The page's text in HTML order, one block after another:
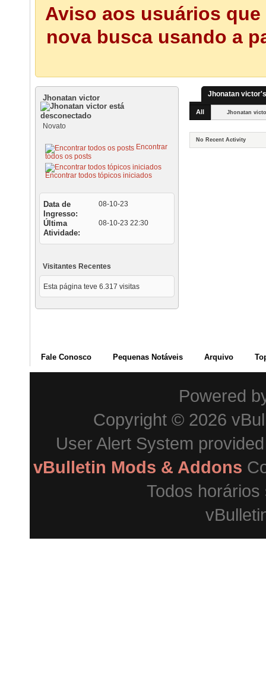
Aviso aos usuários
nova busca usando a
Jhonatan victor
Novato
Encontrar
todos os posts
Encontrar todos tópicos iniciados
Data de
Ingresso
08-10-23
Última
Atividade
08-10-23 22:30
Visitantes Recentes
Esta página teve 6.317 visitas
Jhonatan
All Jhonatan
No Recent Activity
Fale Conosco Pequenas Notáveis Arquivo
Powered
Copyright © 2026
User Alert System
vBulletin Mods & Addons
Todos